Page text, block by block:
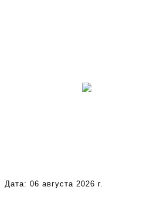
Дата: 06 августа 2026 г.